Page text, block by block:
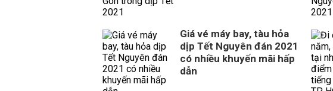
Giá vé máy bay, tàu hỏa
dịp Tết Nguyên đán 2021
có nhiều khuyến mãi hấp
dẫn